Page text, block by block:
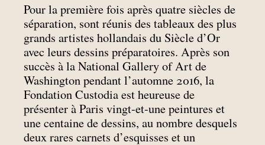
Pour la première fois après quatre siècles de
séparation, sont réunis des tableaux des plus
grands artistes hollandais du Siècle d’Or
avec leurs dessins préparatoires. Après son
succès à la National Gallery of Art de
Washington pendant l’automne 2016, la
Fondation Custodia est heureuse de
présenter à Paris vingt-et-une peintures et
une centaine de dessins, au nombre desquels
deux rares carnets d’esquisses et un